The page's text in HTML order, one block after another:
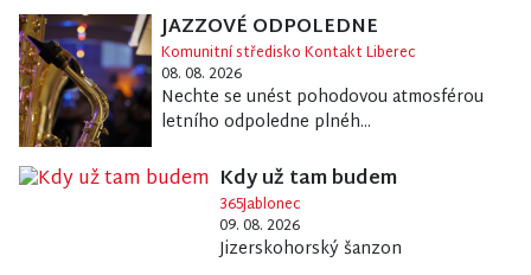
JAZZOVÉ ODPOLEDNE
Komunitní středisko Kontakt Liberec
08. 08. 2026
Nechte se unést pohodovou atmosférou
letního odpoledne plnéh...
Kdy už tam budem
365Jablonec
09. 08. 2026
Jizerskohorský šanzon